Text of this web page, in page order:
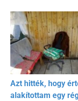
Azt hitték, hogy
alakítottam egy